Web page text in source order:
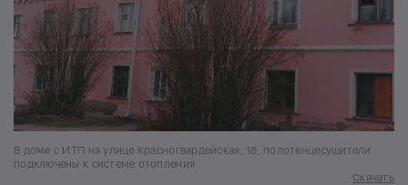
В доме с ИТП на улице Красногвардейская, 18, полотенцесушители
подключены к системе отопления
Скачать